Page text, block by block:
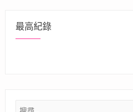
最高紀錄
搜